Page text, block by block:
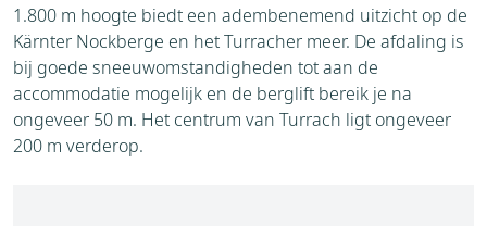
1.800 m hoogte biedt een adembenemend uitzicht op de
Kärnter Nockberge en het Turracher meer. De afdaling is
bij goede sneeuwomstandigheden tot aan de
accommodatie mogelijk en de berglift bereik je na
ongeveer 50 m. Het centrum van Turrach ligt ongeveer
200 m verderop.